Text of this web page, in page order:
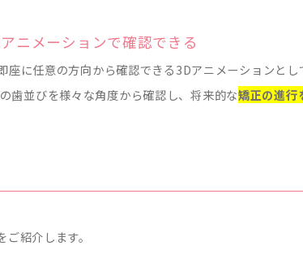
ニメーションで確認できる
に任意の方向から確認できる3Dアニメーションとし
歯並びを様々な角度から確認し、将来的な矯正の進行
紹介します。